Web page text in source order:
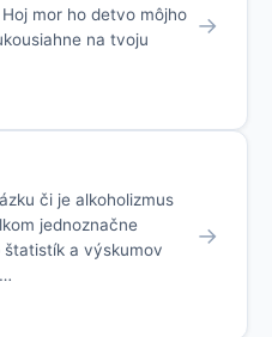
mor ho detvo môjho
na tvoju
→
či je alkoholizmus
jednoznačne
a výskumov
→